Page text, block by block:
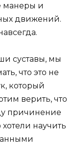
манеры и
движений.
суставы, мы
что это не
который
верить, что
причинение
научить